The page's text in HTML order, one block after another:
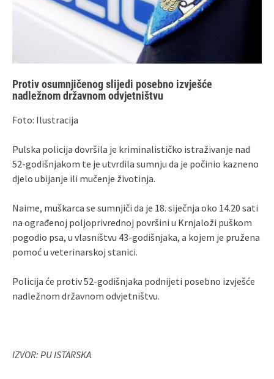
Protiv osumnjičenog slijedi posebno izvješće
nadležnom državnom odvjetništvu
Foto: Ilustracija
Pulska policija dovršila je kriminalističko istraživanje nad
52-godišnjakom te je utvrdila sumnju da je počinio kazneno
djelo ubijanje ili mučenje životinja.
Naime, muškarca se sumnjiči da je 18. siječnja oko 14.20 sati
na ograđenoj poljoprivrednoj površini u Krnjaloži puškom
pogodio psa, u vlasništvu 43-godišnjaka, a kojem je pružena
pomoć u veterinarskoj stanici.
Policija će protiv 52-godišnjaka podnijeti posebno izvješće
nadležnom državnom odvjetništvu.
IZVOR: PU ISTARSKA